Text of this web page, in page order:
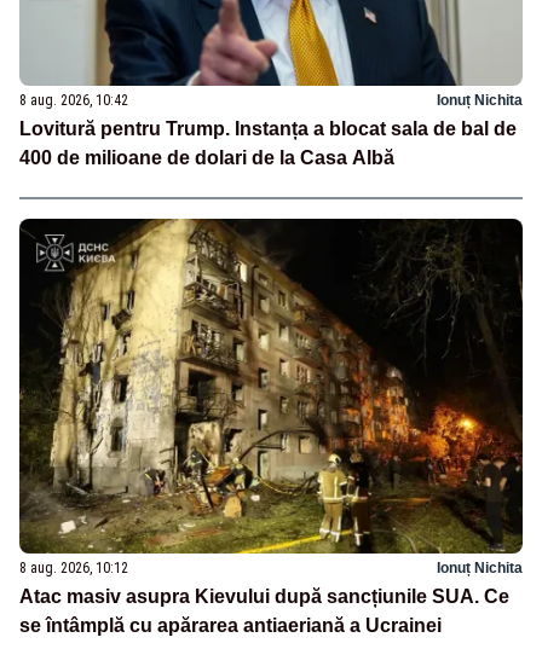
8 aug. 2026, 10:42 Ionuț Nichita
Lovitură pentru Trump. Instanța a blocat sala de bal de
400 de milioane de dolari de la Casa Albă
8 aug. 2026, 10:12 Ionuț Nichita
Atac masiv asupra Kievului după sancțiunile SUA. Ce
se întâmplă cu apărarea antiaeriană a Ucrainei